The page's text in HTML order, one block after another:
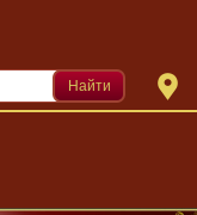
Найти